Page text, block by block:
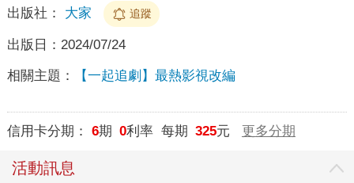
出版社： 大家 追蹤
出版日： 2024/07/24
相關主題： 【一起追劇】最熱影視改編
信用卡分期： 6期 0利率 每期 325元 更多分期
活動訊息